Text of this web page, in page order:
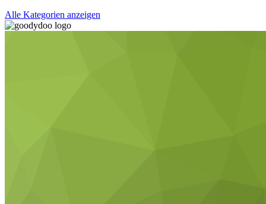
Alle Kategorien anzeigen